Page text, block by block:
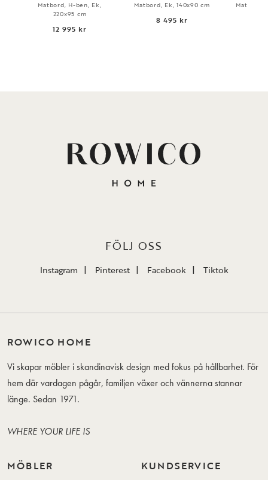
Matbord, H-ben, Ek,
220x95 cm
12 995 kr
Matbord, Ek, 140x90 cm
8 495 kr
Matbord,
FÖLJ OSS
Instagram Pinterest Facebook Tiktok
ROWICO HOME
Vi skapar möbler i skandinavisk design med fokus på hållbarhet. För
hem där vardagen pågår, familjen växer och vännerna stannar
länge. Sedan 1971.
WHERE YOUR LIFE IS
MÖBLER KUNDSERVICE